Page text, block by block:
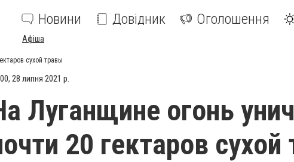
Новини Довідник Оголошення
Афіша
сухой травы
28 липня 2021 р.
Луганщине огонь
20 гектаров